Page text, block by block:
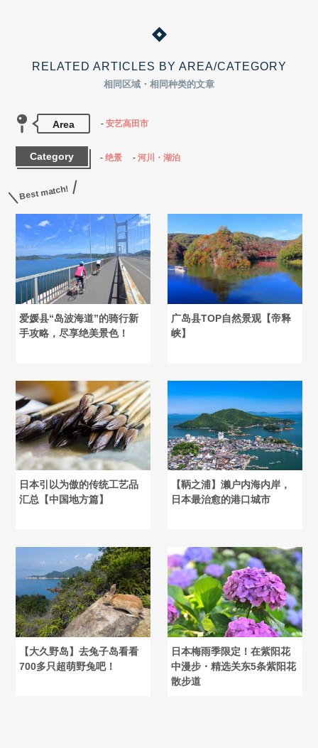
RELATED ARTICLES BY AREA/CATEGORY
相同区域・相同种类的文章
Area 安艺高田市
Category 绝景 河川・湖泊
Best match!
爱媛县“岛波海道”的骑行新
手攻略，尽享绝美景色！
广岛县TOP自然景观【帝释
峡】
日本引以为傲的传统工艺品
汇总【中国地方篇】
【鞆之浦】濑户内海内岸，
日本最治愈的港口城市
【大久野岛】去兔子岛看看
700多只超萌野兔吧！
日本梅雨季限定！在紫阳花
中漫步・精选关东5条紫阳花
散步道